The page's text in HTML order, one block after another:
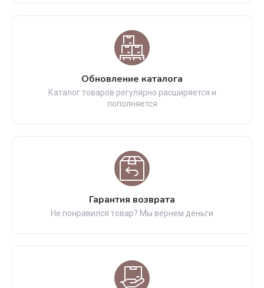
Обновление каталога
Каталог товаров регулярно расширяется и
пополняется
Гарантия возврата
Не понравился товар? Мы вернем деньги